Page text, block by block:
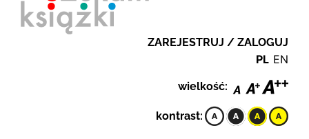
ZAREJESTRUJ / ZALOGUJ
PL EN
wielkość:
kontrast: